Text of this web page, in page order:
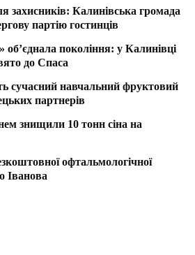
захисників: Калинівська громада
партію гостинців
покоління: у Калинівці
до Спаса
сучасний навчальний фруктовий
партнерів
знищили 10 тонн сіна на
офтальмологічної
Іванова